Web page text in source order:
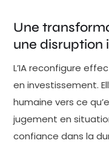
Une
une disruption
L’IA reconfigure
en investissement.
humaine vers ce
jugement en
confiance dans la